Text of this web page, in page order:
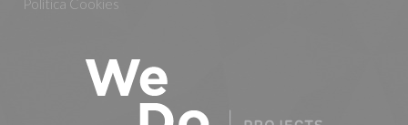
Política Cookies